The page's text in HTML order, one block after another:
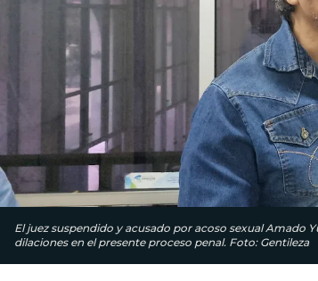
El juez suspendido y acusado por acoso sexual Amado
dilaciones en el presente proceso penal. Foto: Gentileza